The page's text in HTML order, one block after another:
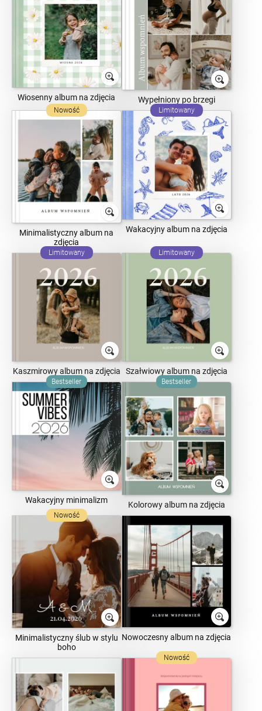
Wiosenny album na zdjęcia Wypełniony po brzegi
Nowość
Minimalistyczny album na
zdjęcia
Limitowany
Wakacyjny album na zdjęcia
Limitowany
Kaszmirowy album na zdjęcia
Limitowany
Szałwiowy album na zdjęcia
Bestseller
Wakacyjny minimalizm
Bestseller
Kolorowy album na zdjęcia
Nowość
Minimalistyczny ślub w stylu
boho
Nowoczesny album na zdjęcia
Nowość